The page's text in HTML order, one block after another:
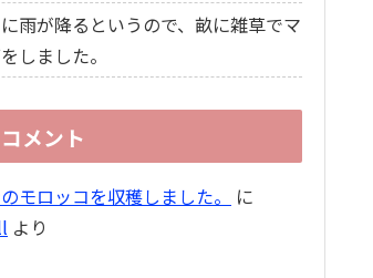
雨が降るというので、畝に雑草でマ
しました。
メント
モロッコを収穫しました。
に
より